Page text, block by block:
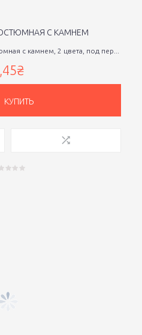
С КАМНЕМ
с камнем, 2 цвета, под пер...
КУПИТЬ